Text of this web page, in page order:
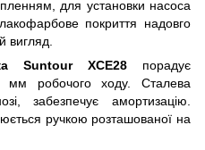
для установки насоса
покриття надовго
вигляд.
Suntour XCE28 порадує
робочого ходу. Сталева
забезпечує амортизацію.
ручкою розташованої на